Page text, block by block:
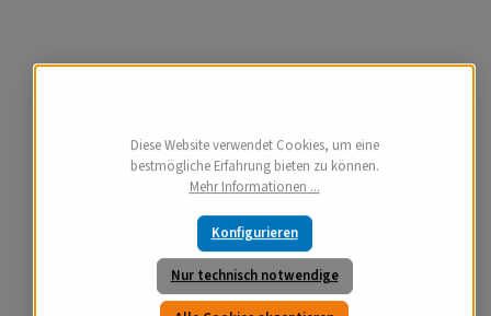
Diese Website verwendet Cookies, um eine
bestmögliche Erfahrung bieten zu können.
Mehr Informationen ...
Nur technisch notwendige
Konfigurieren